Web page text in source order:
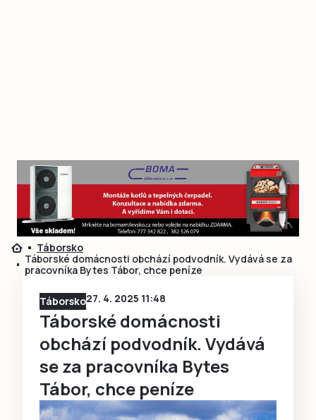
Táborsko
Táborské domácnosti obchází podvodník. Vydává se za
pracovníka Bytes Tábor, chce peníze
Táborsko27. 4. 2025 11:48
Táborské domácnosti
obchází podvodník. Vydává
se za pracovníka Bytes
Tábor, chce peníze